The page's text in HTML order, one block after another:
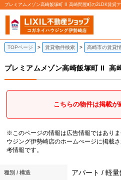
プレミアムメゾン高崎飯塚町 II 高崎問屋町の2LDK賃貸
TOPページ 賃貸物件検索 高崎市の賃貸
プレミアムメゾン高崎飯塚町 II 高
こちらの物件は掲載が
※このページの情報は広告情報ではあり
ウジング伊勢崎店のホームぺージに掲載
考情報です。
種別 / 構造 アパート / 軽量